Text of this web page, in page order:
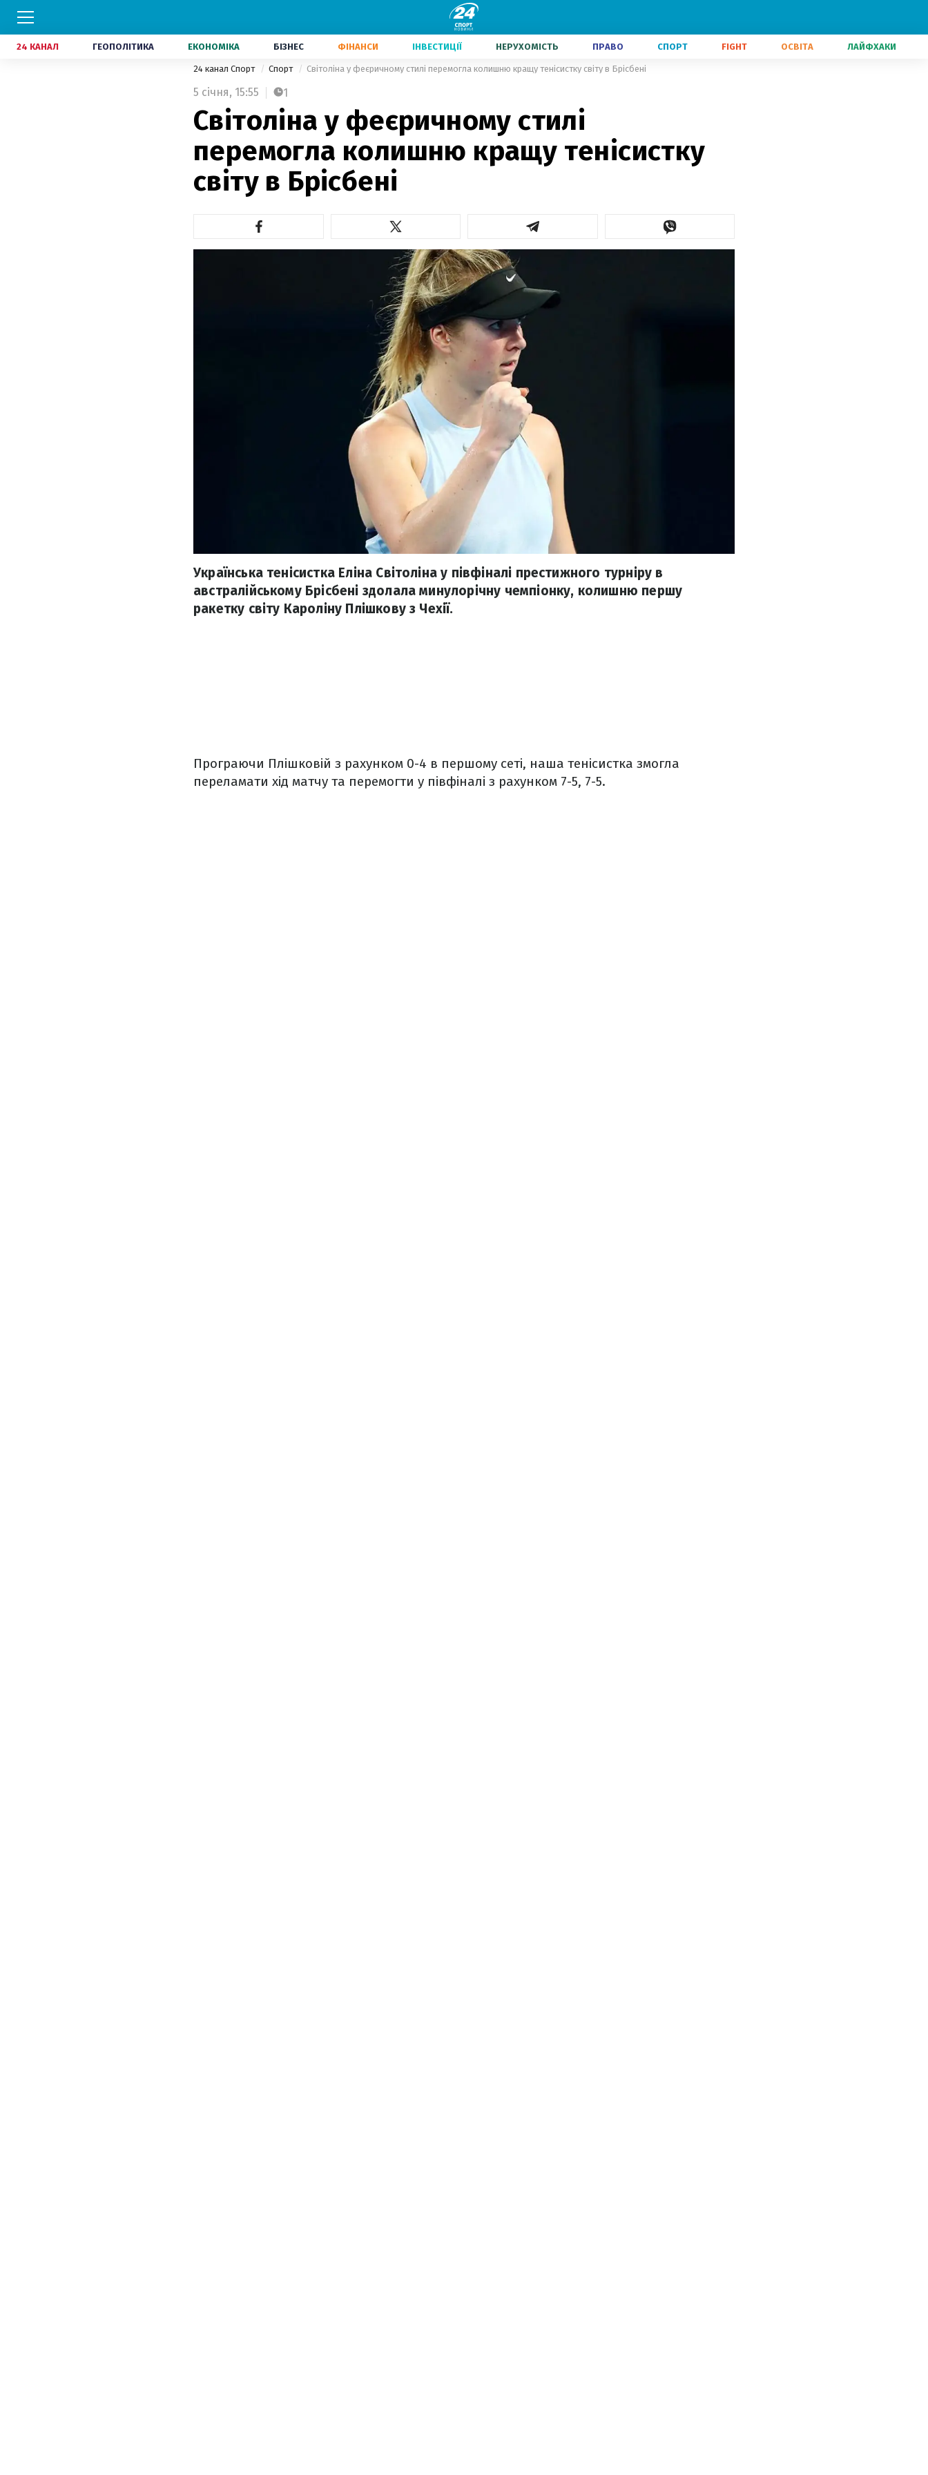
24 КАНАЛ ГЕОПОЛІТИКА ЕКОНОМІКА БІЗНЕС ФІНАНСИ ІНВЕСТИЦІЇ НЕРУХОМІСТЬ ПРАВО СПОРТ FIGHT ОСВІТА ЛАЙФХАКИ
24 канал Спорт Спорт Світоліна у феєричному стилі перемогла колишню кращу тенісистку світу в Брісбені
5 січня, 15:55 1
Світоліна у феєричному стилі
перемогла колишню кращу тенісистку
світу в Брісбені
Українська тенісистка Еліна Світоліна у півфіналі престижного турніру в
австралійському Брісбені здолала минулорічну чемпіонку, колишню першу
ракетку світу Кароліну Плішкову з Чехії.
Програючи Плішковій з рахунком 0-4 в першому сеті, наша тенісистка змогла
переламати хід матчу та перемогти у півфіналі з рахунком 7-5, 7-5.